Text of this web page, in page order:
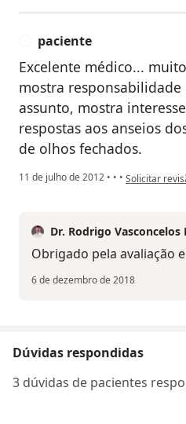
paciente
Excelente médico...
mostra
assunto, mostra
respostas aos anseios
de olhos fechados.
11 de julho de 2012 • • • na opinião do
Solicitar
Dr. Rodrigo Vasconcelos
Obrigado pela avaliação
6 de dezembro de 2018
Dúvidas respondidas
3 dúvidas de pacientes